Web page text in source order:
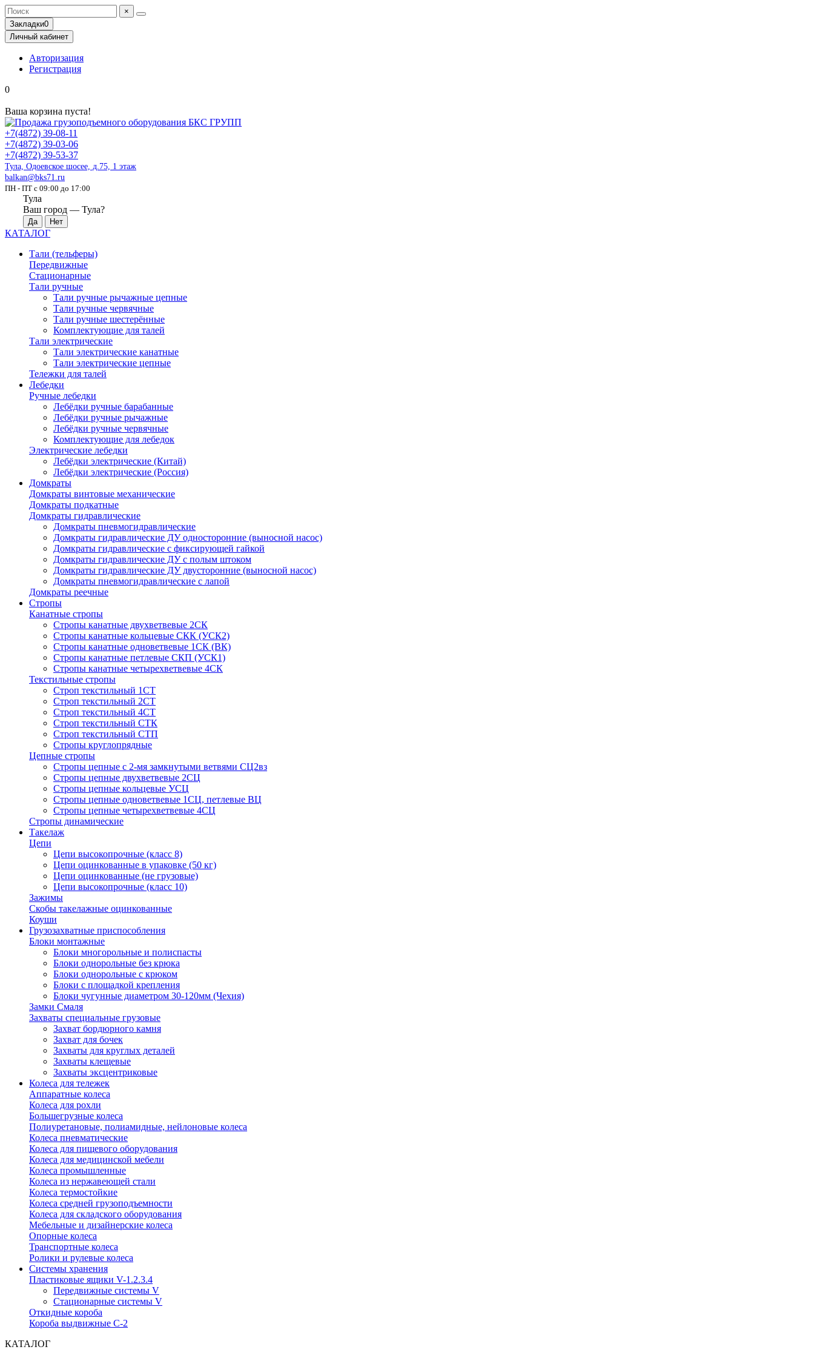
×
Закладки0
Личный кабинет
Авторизация
Регистрация
0
Ваша корзина пуста!
+7(4872) 39-08-11
+7(4872) 39-03-06
+7(4872) 39-53-37
Тула, Одоевское шосее, д.75, 1 этаж
balkan@bks71.ru
ПН - ПТ с 09:00 до 17:00
Тула
Ваш город — Тула?
КАТАЛОГ
Тали (тельферы)
Передвижные
Стационарные
Тали ручные
Тали ручные рычажные цепные
Тали ручные червячные
Тали ручные шестерённые
Комплектующие для талей
Тали электрические
Тали электрические канатные
Тали электрические цепные
Тележки для талей
Лебедки
Ручные лебедки
Лебёдки ручные барабанные
Лебёдки ручные рычажные
Лебёдки ручные червячные
Комплектующие для лебедок
Электрические лебедки
Лебёдки электрические (Китай)
Лебёдки электрические (Россия)
Домкраты
Домкраты винтовые механические
Домкраты подкатные
Домкраты гидравлические
Домкраты пневмогидравлические
Домкраты гидравлические ДУ односторонние (выносной насос)
Домкраты гидравлические с фиксирующей гайкой
Домкраты гидравлические ДУ c полым штоком
Домкраты гидравлические ДУ двусторонние (выносной насос)
Домкраты пневмогидравлические с лапой
Домкраты реечные
Стропы
Канатные стропы
Стропы канатные двухветвевые 2СК
Стропы канатные кольцевые СКК (УСК2)
Стропы канатные одноветвевые 1СК (ВК)
Стропы канатные петлевые СКП (УСК1)
Стропы канатные четырехветвевые 4СК
Текстильные стропы
Строп текстильный 1СТ
Строп текстильный 2СТ
Строп текстильный 4СТ
Строп текстильный СТК
Строп текстильный СТП
Стропы круглопрядные
Цепные стропы
Стропы цепные с 2-мя замкнутыми ветвями СЦ2вз
Стропы цепные двухветвевые 2СЦ
Стропы цепные кольцевые УСЦ
Стропы цепные одноветвевые 1СЦ, петлевые ВЦ
Стропы цепные четырехветвевые 4СЦ
Стропы динамические
Такелаж
Цепи
Цепи высокопрочные (класс 8)
Цепи оцинкованные в упаковке (50 кг)
Цепи оцинкованные (не грузовые)
Цепи высокопрочные (класс 10)
Зажимы
Скобы такелажные оцинкованные
Коуши
Грузозахватные приспособления
Блоки монтажные
Блоки многорольные и полиспасты
Блоки однорольные без крюка
Блоки однорольные с крюком
Блоки с площадкой крепления
Блоки чугунные диаметром 30-120мм (Чехия)
Замки Смаля
Захваты специальные грузовые
Захват бордюрного камня
Захват для бочек
Захваты для круглых деталей
Захваты клещевые
Захваты эксцентриковые
Колеса для тележек
Аппаратные колеса
Колеса для рохли
Большегрузные колеса
Полиуретановые, полиамидные, нейлоновые колеса
Колеса пневматические
Колеса для пищевого оборудования
Колеса для медицинской мебели
Колеса промышленные
Колеса из нержавеющей стали
Колеса термостойкие
Колеса средней грузоподъемности
Колеса для складского оборудования
Мебельные и дизайнерские колеса
Опорные колеса
Транспортные колеса
Ролики и рулевые колеса
Системы хранения
Пластиковые ящики V-1.2.3.4
Передвижные системы V
Стационарные системы V
Откидные короба
Короба выдвижные С-2
КАТАЛОГ